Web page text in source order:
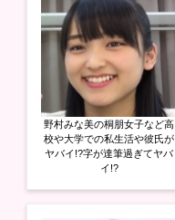
野村みな美の桐朋女子など高
校や大学での私生活や彼氏が
ヤバイ!?字が達筆過ぎてヤバ
イ!?